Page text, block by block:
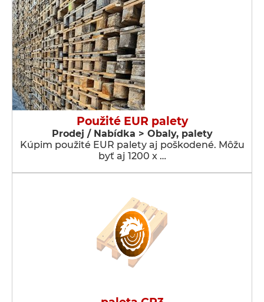
Použité EUR palety
Prodej / Nabídka > Obaly, palety
Kúpim použité EUR palety aj poškodené. Môžu
byť aj 1200 x …